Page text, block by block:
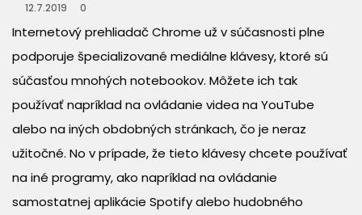
12.7.2019 0
Internetový prehliadač Chrome už v súčasnosti plne
podporuje špecializované mediálne klávesy, ktoré sú
súčasťou mnohých notebookov. Môžete ich tak
používať napríklad na ovládanie videa na YouTube
alebo na iných obdobných stránkach, čo je neraz
užitočné. No v prípade, že tieto klávesy chcete používať
na iné programy, ako napríklad na ovládanie
samostatnej aplikácie Spotify alebo hudobného